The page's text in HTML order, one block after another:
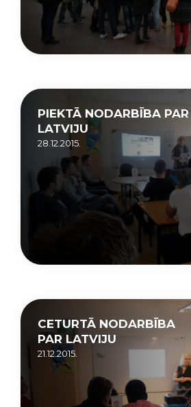
PIEKTĀ NODARBĪBA PAR
LATVIJU
28.12.2015.
CETURTĀ NODARBĪBA
PAR LATVIJU
21.12.2015.